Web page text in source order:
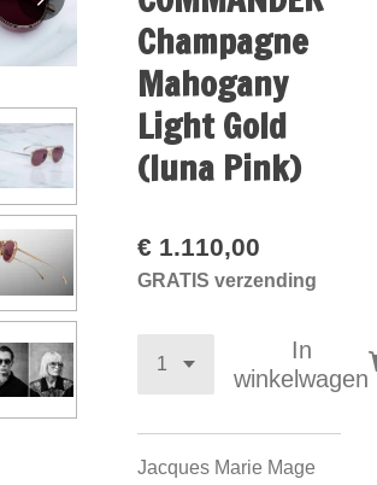
Champagne
Mahogany
Light Gold
(luna Pink)
€ 1.110,00
GRATIS verzending
In
winkelwagen
Jacques Marie Mage